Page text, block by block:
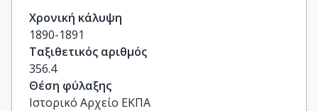
Χρονική κάλυψη
1890-1891
Ταξιθετικός αριθμός
356.4
Θέση φύλαξης
Ιστορικό Αρχείο ΕΚΠΑ